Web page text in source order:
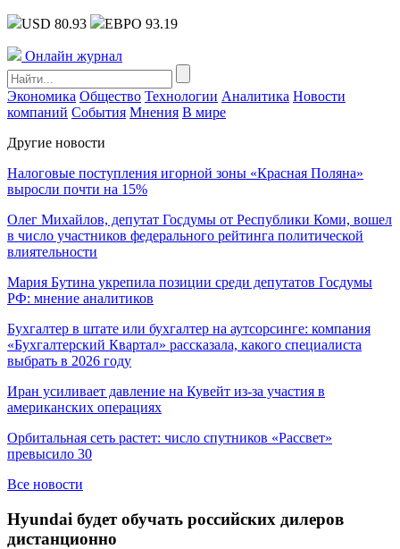
USD 80.93 ЕВРО 93.19
Онлайн журнал
Экономика Общество Технологии Аналитика Новости
компаний События Мнения В мире
Другие новости
Налоговые поступления игорной зоны «Красная Поляна»
выросли почти на 15%
Олег Михайлов, депутат Госдумы от Республики Коми, вошел
в число участников федерального рейтинга политической
влиятельности
Мария Бутина укрепила позиции среди депутатов Госдумы
РФ: мнение аналитиков
Бухгалтер в штате или бухгалтер на аутсорсинге: компания
«Бухгалтерский Квартал» рассказала, какого специалиста
выбрать в 2026 году
Иран усиливает давление на Кувейт из-за участия в
американских операциях
Орбитальная сеть растет: число спутников «Рассвет»
превысило 30
Все новости
Hyundai будет обучать российских дилеров
дистанционно